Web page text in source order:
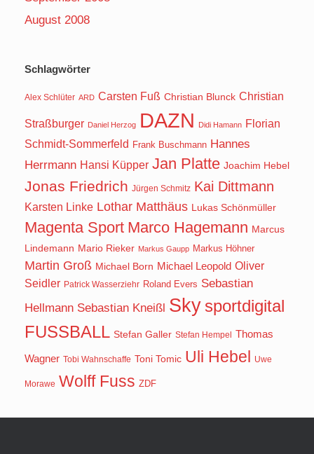
August 2008
Schlagwörter
Alex Schlüter ARD Carsten Fuß Christian Blunck Christian
Straßburger Daniel Herzog DAZN Didi Hamann Florian
Schmidt-Sommerfeld Frank Buschmann Hannes
Herrmann Hansi Küpper Jan Platte Joachim Hebel
Jonas Friedrich Jürgen Schmitz Kai Dittmann
Karsten Linke Lothar Matthäus Lukas Schönmüller
Magenta Sport Marco Hagemann Marcus
Lindemann Mario Rieker Markus Gaupp Markus Höhner
Martin Groß Michael Born Michael Leopold Oliver
Seidler Patrick Wasserziehr Roland Evers Sebastian
Hellmann Sebastian Kneißl Sky sportdigital
FUSSBALL Stefan Galler Stefan Hempel Thomas
Wagner Tobi Wahnschaffe Toni Tomic Uli Hebel Uwe
Morawe Wolff Fuss ZDF